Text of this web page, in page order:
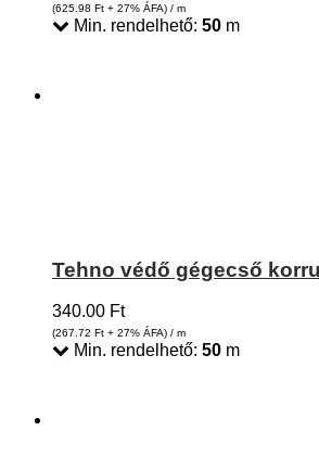
(625.98 Ft + 27% ÁFA) / m
Min. rendelhető: 50 m
Tehno védő gégecső
340.00 Ft
(267.72 Ft + 27% ÁFA) / m
Min. rendelhető: 50 m